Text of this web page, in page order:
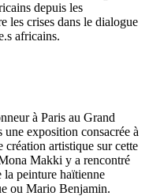
depuis les
les crises dans le dialogue
africains.
à Paris au Grand
une exposition consacrée à
création artistique sur cette
Makki y a rencontré
la peinture haïtienne
ou Mario Benjamin.